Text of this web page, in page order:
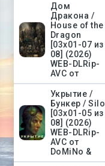
Дом
Дракона /
House of the
Dragon
[03х01-07 из
08] (2026)
WEB-DLRip-
AVC от
Укрытие /
Бункер / Silo
[03х01-05 из
08] (2026)
WEB-DLRip-
AVC от
DoMiNo &